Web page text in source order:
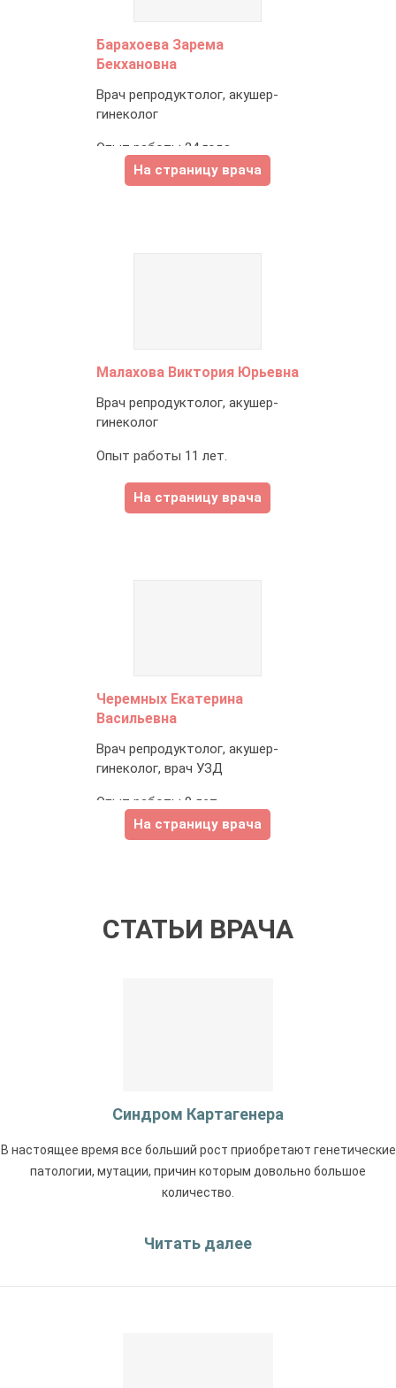
Барахоева Зарема
Бекхановна
Врач репродуктолог, акушер-
гинеколог
Опыт работы 24 года.
На страницу врача
Малахова Виктория Юрьевна
Врач репродуктолог, акушер-
гинеколог
Опыт работы 11 лет.
На страницу врача
Черемных Екатерина
Васильевна
Врач репродуктолог, акушер-
гинеколог, врач УЗД
Опыт работы 9 лет.
На страницу врача
СТАТЬИ ВРАЧА
Синдром Картагенера
В настоящее время все больший рост приобретают генетические
патологии, мутации, причин которым довольно большое
количество.
Читать далее